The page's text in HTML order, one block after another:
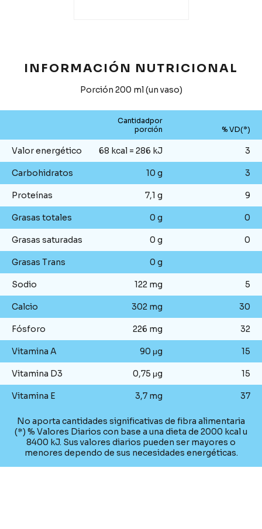
INFORMACIÓN NUTRICIONAL
Porción 200 ml (un vaso)
Cantidadpor
porción
% VD(*)
Valor energético 68 kcal = 286 kJ 3
Carbohidratos 10 g 3
Proteínas 7,1 g 9
Grasas totales 0 g 0
Grasas saturadas 0 g 0
Grasas Trans 0 g
Sodio 122 mg 5
Calcio 302 mg 30
Fósforo 226 mg 32
Vitamina A 90 μg 15
Vitamina D3 0,75 μg 15
Vitamina E 3,7 mg 37
No aporta cantidades significativas de fibra alimentaria
(*) % Valores Diarios con base a una dieta de 2000 kcal u
8400 kJ. Sus valores diarios pueden ser mayores o
menores dependo de sus necesidades energéticas.